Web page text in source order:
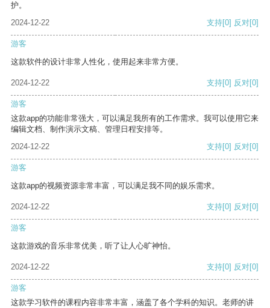
护。
2024-12-22
支持[0] 反对[0]
游客
这款软件的设计非常人性化，使用起来非常方便。
2024-12-22 支持[0] 反对[0]
游客
这款app的功能非常强大，可以满足我所有的工作需求。我可以使用它来
编辑文档、制作演示文稿、管理日程安排等。
2024-12-22
支持[0] 反对[0]
游客
这款app的视频资源非常丰富，可以满足我不同的娱乐需求。
2024-12-22 支持[0] 反对[0]
游客
这款游戏的音乐非常优美，听了让人心旷神怡。
2024-12-22 支持[0] 反对[0]
游客
这款学习软件的课程内容非常丰富，涵盖了各个学科的知识。老师的讲